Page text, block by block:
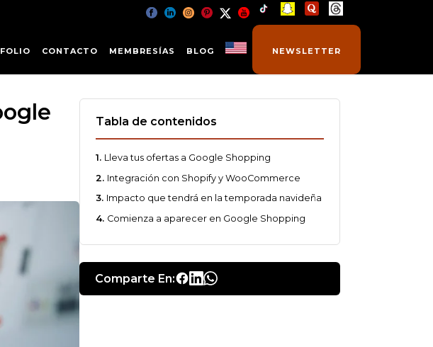
CONTACTO MEMBRESÍAS BLOG NEWSLETTER
Tabla de contenidos
Lleva tus ofertas a Google Shopping
Integración con Shopify y WooCommerce
Impacto que tendrá en la temporada navideña
Comienza a aparecer en Google Shopping
Comparte En: